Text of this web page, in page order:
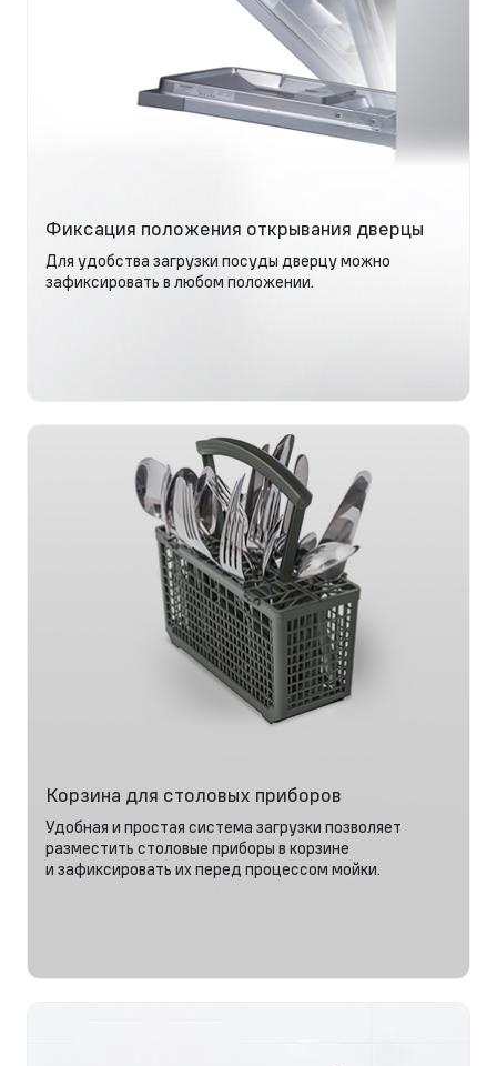
Фиксация положения открывания дверцы
Для удобства загрузки посуды дверцу можно
зафиксировать в любом положении.
Корзина для столовых приборов
Удобная и простая система загрузки позволяет
разместить столовые приборы в корзине
и зафиксировать их перед процессом мойки.